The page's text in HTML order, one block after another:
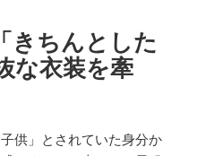
きちんとした
な衣装を牽
供」とされていた身分か